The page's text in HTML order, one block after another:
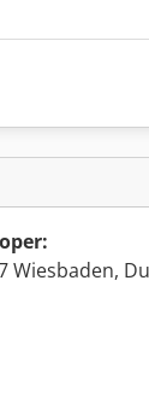
Wiesbaden,